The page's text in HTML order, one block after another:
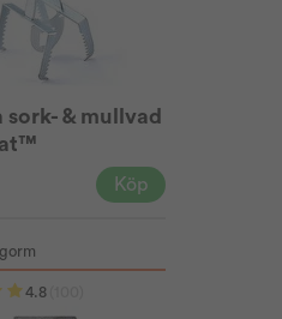
sork- & mullvad
Köp
4.8